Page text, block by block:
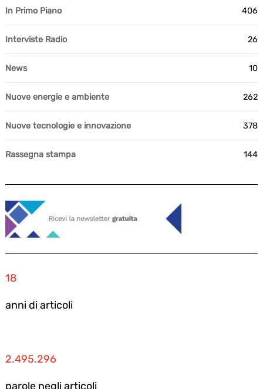
In Primo Piano 406
Interviste Radio 26
News 10
Nuove energie e ambiente 262
Nuove tecnologie e innovazione 378
Rassegna stampa 144
18
anni di articoli
2.495.296
parole negli articoli